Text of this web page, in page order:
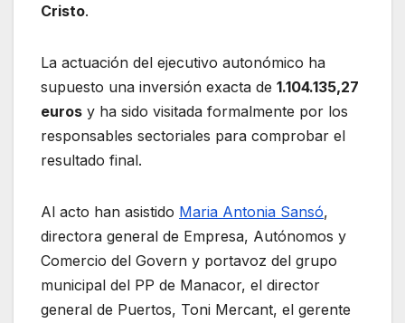
Cristo.
La actuación del ejecutivo autonómico ha
supuesto una inversión exacta de 1.104.135,27
euros y ha sido visitada formalmente por los
responsables sectoriales para comprobar el
resultado final.
Al acto han asistido Maria Antonia Sansó,
directora general de Empresa, Autónomos y
Comercio del Govern y portavoz del grupo
municipal del PP de Manacor, el director
general de Puertos, Toni Mercant, el gerente